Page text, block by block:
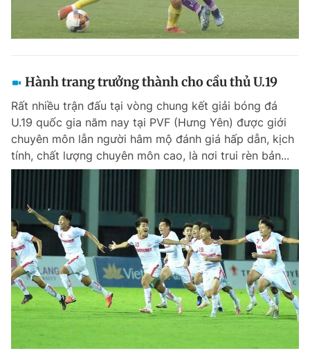
Hành trang trưởng thành cho cầu thủ U.19
Rất nhiều trận đấu tại vòng chung kết giải bóng đá
U.19 quốc gia năm nay tại PVF (Hưng Yên) được giới
chuyên môn lẫn người hâm mộ đánh giá hấp dẫn, kịch
tính, chất lượng chuyên môn cao, là nơi trui rèn bản...